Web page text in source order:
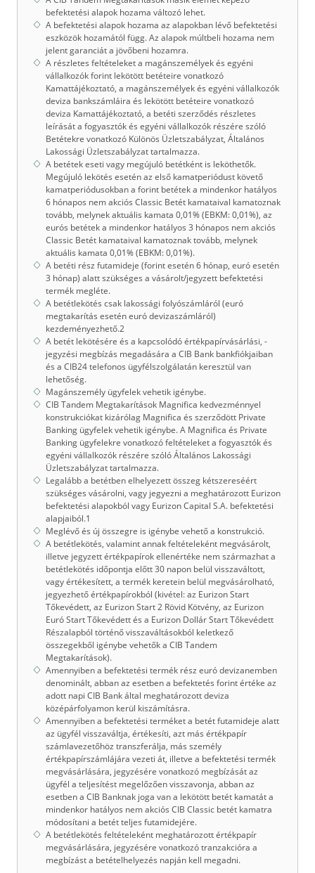
befektetési alapok hozama változó lehet.
A befektetési alapok hozama az alapokban lévő befektetési
eszközök hozamától függ. Az alapok múltbeli hozama nem
jelent garanciát a jövőbeni hozamra.
A részletes feltételeket a magánszemélyek és egyéni
vállalkozók forint lekötött betéteire vonatkozó
Kamattájékoztató, a magánszemélyek és egyéni vállalkozók
deviza bankszámláira és lekötött betéteire vonatkozó
deviza Kamattájékoztató, a betéti szerződés részletes
leírását a fogyasztók és egyéni vállalkozók részére szóló
Betétekre vonatkozó Különös Üzletszabályzat, Általános
Lakossági Üzletszabályzat tartalmazza.
A betétek eseti vagy megújuló betétként is leköthetők.
Megújuló lekötés esetén az első kamatperiódust követő
kamatperiódusokban a forint betétek a mindenkor hatályos
6 hónapos nem akciós Classic Betét kamataival kamatoznak
tovább, melynek aktuális kamata 0,01% (EBKM: 0,01%), az
eurós betétek a mindenkor hatályos 3 hónapos nem akciós
Classic Betét kamataival kamatoznak tovább, melynek
aktuális kamata 0,01% (EBKM: 0,01%).
A betéti rész futamideje (forint esetén 6 hónap, euró esetén
3 hónap) alatt szükséges a vásárolt/jegyzett befektetési
termék megléte.
A betétlekötés csak lakossági folyószámláról (euró
megtakarítás esetén euró devizaszámláról)
kezdeményezhető.2
A betét lekötésére és a kapcsolódó értékpapírvásárlási, -
jegyzési megbízás megadására a CIB Bank bankfiókjaiban
és a CIB24 telefonos ügyfélszolgálatán keresztül van
lehetőség.
Magánszemély ügyfelek vehetik igénybe.
CIB Tandem Megtakarítások Magnifica kedvezménnyel
konstrukciókat kizárólag Magnifica és szerződött Private
Banking ügyfelek vehetik igénybe. A Magnifica és Private
Banking ügyfelekre vonatkozó feltételeket a fogyasztók és
egyéni vállalkozók részére szóló Általános Lakossági
Üzletszabályzat tartalmazza.
Legalább a betétben elhelyezett összeg kétszereséért
szükséges vásárolni, vagy jegyezni a meghatározott Eurizon
befektetési alapokból vagy Eurizon Capital S.A. befektetési
alapjaiból.1
Meglévő és új összegre is igénybe vehető a konstrukció.
A betétlekötés, valamint annak feltételeként megvásárolt,
illetve jegyzett értékpapírok ellenértéke nem származhat a
betétlekötés időpontja előtt 30 napon belül visszaváltott,
vagy értékesített, a termék keretein belül megvásárolható,
jegyezhető értékpapírokból (kivétel: az Eurizon Start
Tőkevédett, az Eurizon Start 2 Rövid Kötvény, az Eurizon
Euró Start Tőkevédett és a Eurizon Dollár Start Tőkevédett
Részalapból történő visszaváltásokból keletkező
összegekből igénybe vehetők a CIB Tandem
Megtakarítások).
Amennyiben a befektetési termék rész euró devizanemben
denominált, abban az esetben a befektetés forint értéke az
adott napi CIB Bank által meghatározott deviza
középárfolyamon kerül kiszámításra.
Amennyiben a befektetési terméket a betét futamideje alatt
az ügyfél visszaváltja, értékesíti, azt más értékpapír
számlavezetőhöz transzferálja, más személy
értékpapírszámlájára vezeti át, illetve a befektetési termék
megvásárlására, jegyzésére vonatkozó megbízását az
ügyfél a teljesítést megelőzően visszavonja, abban az
esetben a CIB Banknak joga van a lekötött betét kamatát a
mindenkor hatályos nem akciós CIB Classic betét kamatra
módosítani a betét teljes futamidejére.
A betétlekötés feltételeként meghatározott értékpapír
megvásárlására, jegyzésére vonatkozó tranzakcióra a
megbízást a betételhelyezés napján kell megadni.